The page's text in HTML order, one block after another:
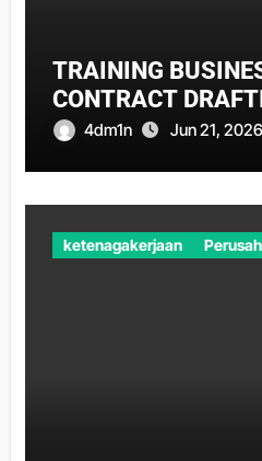
TRAINING
CONTRACT
4dm1n Jun 21, 2026
ketenagakerjaan